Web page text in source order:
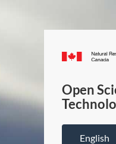
Open
English